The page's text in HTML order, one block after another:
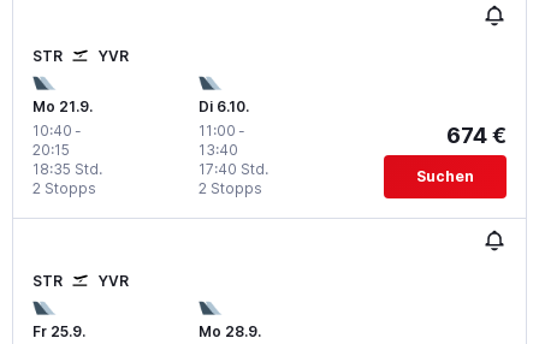
STR YVR
Mo 21.9.
10:40 -
20:15
2 Stopps
18:35 Std.
Di 6.10.
11:00 -
13:40
2 Stopps
17:40 Std.
674 €
Suchen
STR YVR
Fr 25.9.
Mo 28.9.